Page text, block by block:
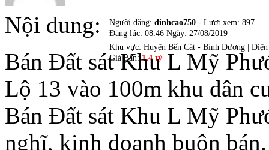
Người đăng: dinhcao750 - Lượt xem: 897
Đăng lúc: 08:46 Ngày: 27/08/2019
Khu vực: Huyện Bến Cát - Bình Dương |
Giá Bán:1,4 tỷ
Nội dung:
Bán Đất sát Khu L Mỹ
Lộ 13 vào 100m khu dân
Bán Đất sát Khu L Mỹ
nghĩ, kinh doanh buôn bán.